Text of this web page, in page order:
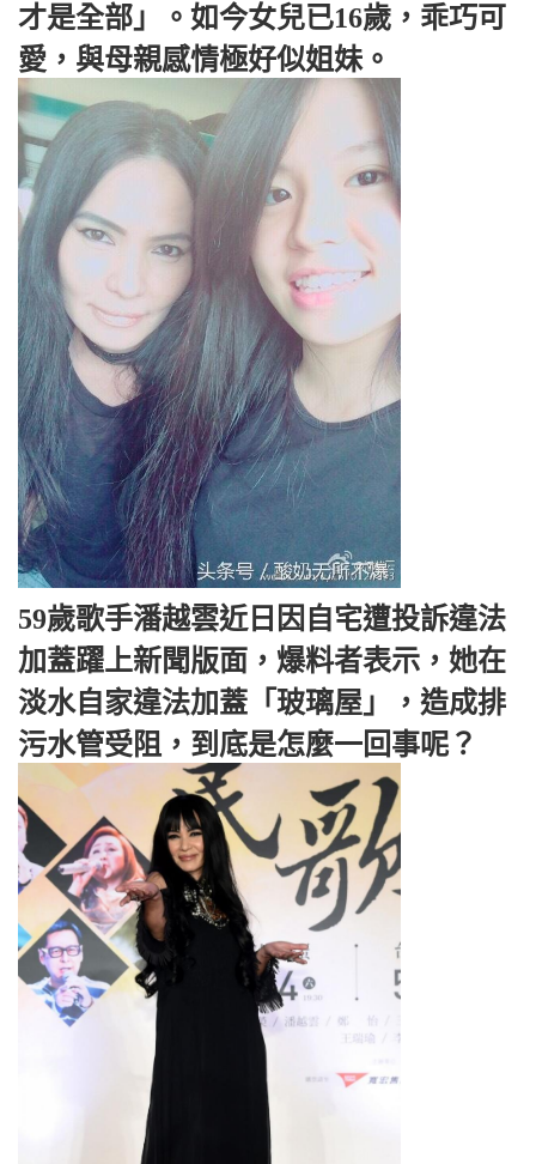
才是全部」。如今女兒已16歲，乖巧可
愛，與母親感情極好似姐妹。
59歲歌手潘越雲近日因自宅遭投訴違法
加蓋躍上新聞版面，爆料者表示，她在
淡水自家違法加蓋「玻璃屋」，造成排
污水管受阻，到底是怎麼一回事呢？